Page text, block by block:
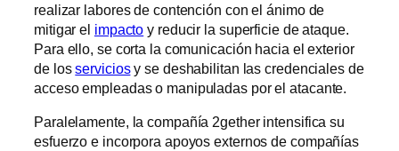
realizar labores de contención con el ánimo de
mitigar el impacto y reducir la superficie de ataque.
Para ello, se corta la comunicación hacia el exterior
de losserviciosy se deshabilitan las credenciales de
acceso empleadas o manipuladas por el atacante.
Paralelamente, la compañía 2gether intensifica su
esfuerzo e incorpora apoyos externos de compañías